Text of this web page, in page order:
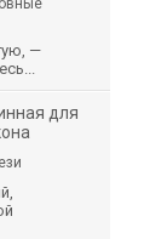
—
для